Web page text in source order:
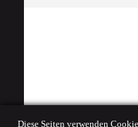
Diese Seiten verwenden